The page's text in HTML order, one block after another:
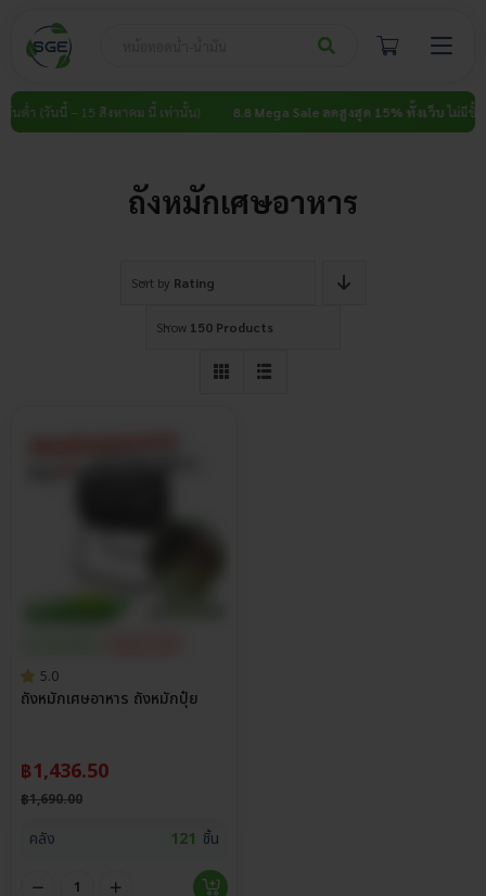
content
ต่ำ (วันนี้ – 15 สิงหาคม นี้ เท่านั้น) 8.8 Mega Sale ลดสูงสุด 15% ทั้งเว็บไม่มีขั้นต่
ถังหมักเศษอาหาร
Sort by Rating
Show 150 Products
5.0
ถังหมักเศษอาหาร ถังหมักปุ๋ย
฿1,436.50
฿1,690.00
คลัง 121 ชิ้น